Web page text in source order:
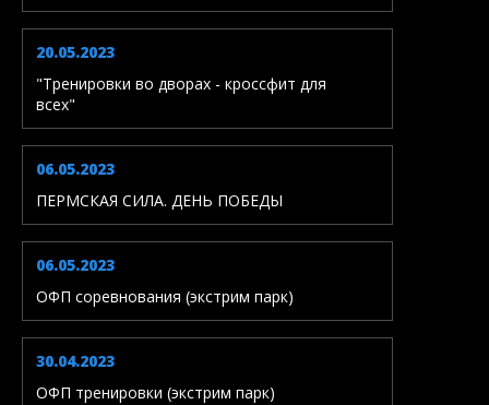
20.05.2023
"Тренировки во дворах - кроссфит для
всех"
06.05.2023
ПЕРМСКАЯ СИЛА. ДЕНЬ ПОБЕДЫ
06.05.2023
ОФП соревнования (экстрим парк)
30.04.2023
ОФП тренировки (экстрим парк)